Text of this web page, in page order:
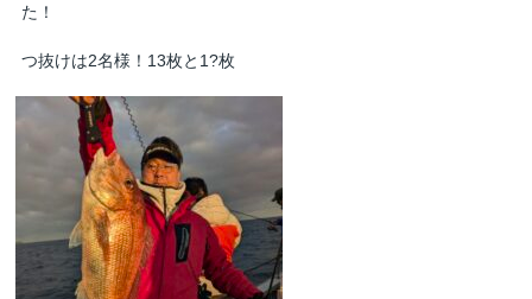
た！
つ抜けは2名様！13枚と1?枚